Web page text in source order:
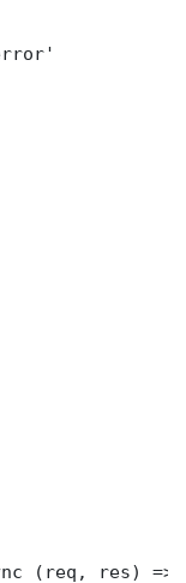
(req, res) =>